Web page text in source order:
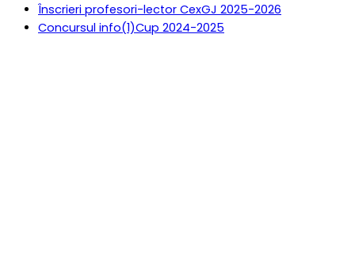
Înscrieri profesori-lector CexGJ 2025-2026
Concursul info(1)Cup 2024-2025